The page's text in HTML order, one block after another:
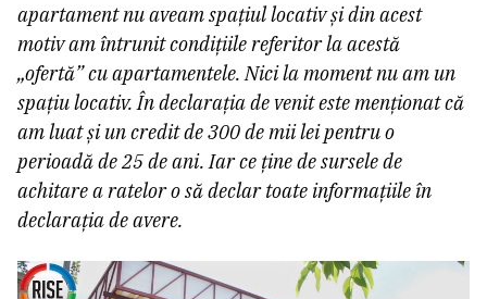
apartament nu aveam spațiul locativ și din acest
motiv am întrunit condițiile referitor la acestă
„ofertă” cu apartamentele. Nici la moment nu am un
spațiu locativ. În declarația de venit este menționat că
am luat și un credit de 300 de mii lei pentru o
perioadă de 25 de ani. Iar ce ține de sursele de
achitare a ratelor o să declar toate informațiile în
declarația de avere.